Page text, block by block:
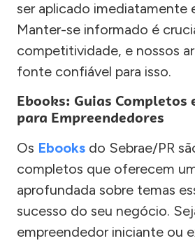
ser aplicado imediatamente
Manter-se informado é
competitividade, e nossos
fonte confiável para isso.
Ebooks: Guias Completos
para Empreendedores
Os Ebooks do Sebrae/PR
completos que oferecem
aprofundada sobre temas
sucesso do seu negócio.
empreendedor iniciante ou